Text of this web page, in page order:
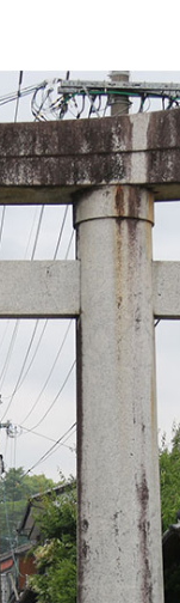
風除祭
大迫力のブ
城400年の島
ひまわり畑
町岩戸地区
桜スポット